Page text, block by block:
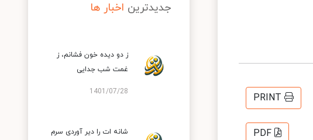
PRINT
PDF
جدیدترین اخبار ها
ز دو دیده خون فشانم، ز
غمت شب جدایی
1401/07/28
شانه ات را دیر آوردی سرم